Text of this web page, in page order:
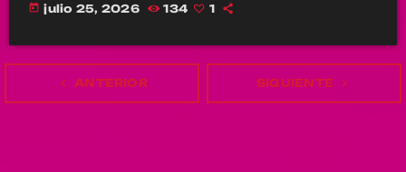
today julio 25, 2026 134 1
navigate_before ANTERIOR SIGUIENTE navigate_next